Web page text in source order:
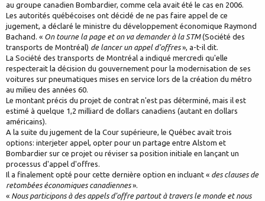
au groupe canadien Bombardier, comme cela avait été le cas en 2006.
Les autorités québécoises ont décidé de ne pas faire appel de ce
jugement, a déclaré le ministre du développement économique Raymond
Bachand. « On tourne la page et on va demander à la STM(Société des
transports de Montréal) de lancer un appel d'offres», a-t-il dit.
La Société des transports de Montréal a indiqué mercredi qu'elle
respecterait la décision du gouvernement pour la modernisation de ses
voitures sur pneumatiques mises en service lors de la création du métro
au milieu des années 60.
Le montant précis du projet de contrat n'est pas déterminé, mais il est
estimé à quelque 1,2 milliard de dollars canadiens (autant en dollars
américains).
A la suite du jugement de la Cour supérieure, le Québec avait trois
options: interjeter appel, opter pour un partage entre Alstom et
Bombardier sur ce projet ou réviser sa position initiale en lançant un
processus d'appel d'offres.
Il a finalement opté pour cette dernière option en incluant « des clauses de
retombées économiques canadiennes».
« Nous participons à des appels d'offre partout à travers le monde et nous